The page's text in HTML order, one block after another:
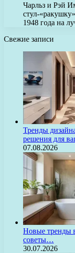
Чарльз и Рэй
стул-
1948 года на
Свежие записи
Тренды
решения для
07.08.2026
Новые тренды
советы…
30.07.2026